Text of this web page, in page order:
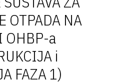
OTPADA NA
OHBP-a
i
FAZA 1)